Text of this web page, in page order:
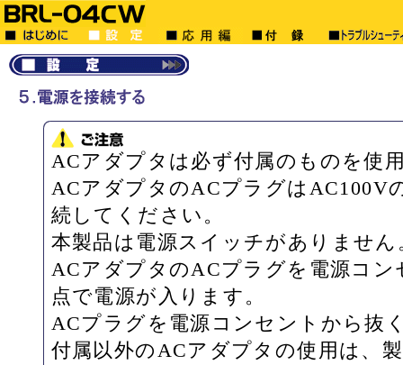
ACアダプタは必ず付属のものを使
ACアダプタのACプラグはAC100V
続してください。
本製品は電源スイッチがありません
ACアダプタのACプラグを電源コン
点で電源が入ります。
ACプラグを電源コンセントから抜
付属以外のACアダプタの使用は、